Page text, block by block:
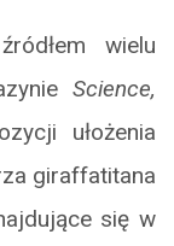
wielu
Science,
ułożenia
giraffatitana
się w